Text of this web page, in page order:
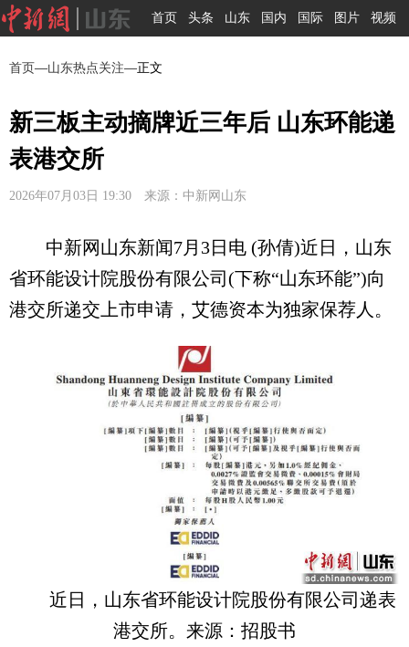
首页 头条 山东 国内 国际 图片 视频
首页—山东热点关注—正文
新三板主动摘牌近三年后 山东环能递
表港交所
2026年07月03日 19:30 来源：中新网山东
中新网山东新闻7月3日电 (孙倩)近日，山东
省环能设计院股份有限公司(下称“山东环能”)向
港交所递交上市申请，艾德资本为独家保荐人。
近日，山东省环能设计院股份有限公司递表
港交所。来源：招股书